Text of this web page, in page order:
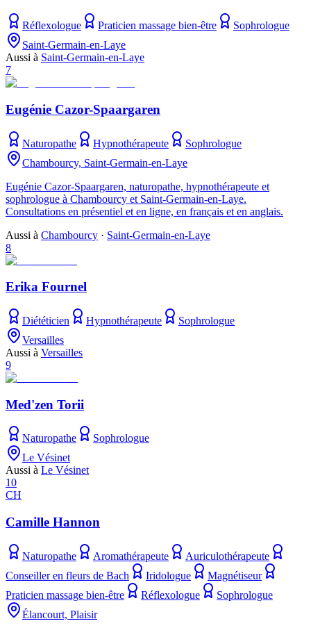
Réflexologue Praticien massage bien-être
Sophrologue
Saint-Germain-en-Laye
Aussi à Saint-Germain-en-Laye
7
Eugénie Cazor-Spaargaren
Naturopathe Hypnothérapeute
Sophrologue
Chambourcy, Saint-Germain-en-Laye
Eugénie Cazor-Spaargaren, naturopathe, hypnothérapeute et
sophrologue à Chambourcy et Saint-Germain-en-Laye.
Consultations en présentiel et en ligne, en français et en anglais.
Aussi à Chambourcy · Saint-Germain-en-Laye
8
Erika Fournel
Diététicien Hypnothérapeute
Sophrologue
Versailles
Aussi à Versailles
9
Med'zen Torii
Naturopathe
Sophrologue
Le Vésinet
Aussi à Le Vésinet
10
CH
Camille Hannon
Naturopathe Aromathérapeute
Auriculothérapeute
Conseiller en fleurs de Bach
Iridologue
Magnétiseur
Praticien massage bien-être
Réflexologue
Sophrologue
Élancourt, Plaisir